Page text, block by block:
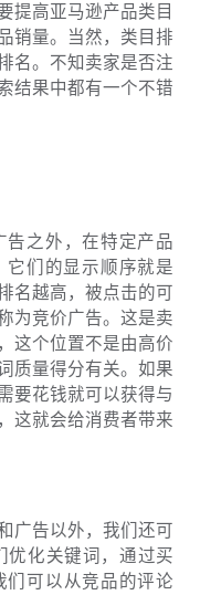
提高亚马逊产品类目
销量。当然，类目排
名。不知卖家是否注
结果中都有一个不错
告之外，在特定产品
们的显示顺序就是
名越高，被点击的可
为竞价广告。这是卖
这个位置不是由高价
质量得分有关。如果
要花钱就可以获得与
这就会给消费者带来
广告以外，我们还可
优化关键词，通过买
们可以从竞品的评论